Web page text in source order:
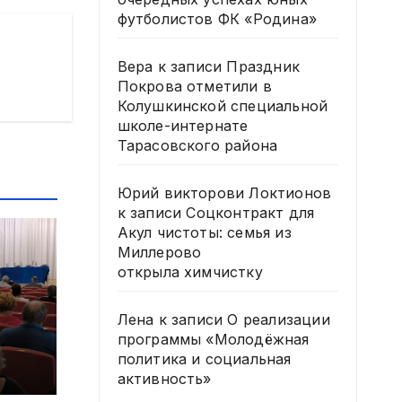
футболистов ФК «Родина»
Вера к записи Праздник
Покрова отметили в
Колушкинской специальной
школе-интернате
Тарасовского района
Юрий викторови Локтионов
к записиСоцконтракт для
Акул чистоты: семья из
Миллерово
открыла химчистку
Лена к записиО реализации
программы «Молодёжная
политика и социальная
активность»